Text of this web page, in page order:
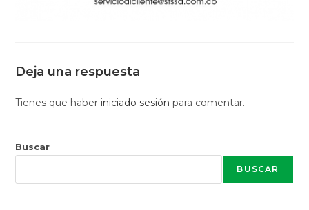
Deja una respuesta
Tienes que haber iniciado sesión para comentar.
Buscar
BUSCAR